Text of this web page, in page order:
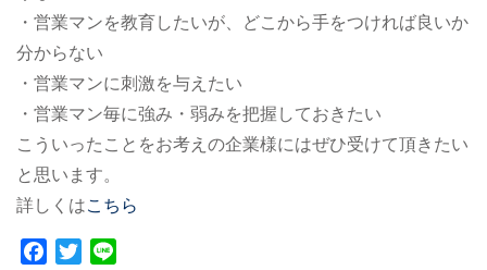
・営業マンを教育したいが、どこから手をつければ良いか
分からない
・営業マンに刺激を与えたい
・営業マン毎に強み・弱みを把握しておきたい
こういったことをお考えの企業様にはぜひ受けて頂きたい
と思います。
詳しくはこちら
Facebook
Twitter